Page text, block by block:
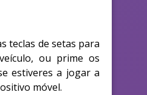
teclas de setas para
ou prime os
estiveres a jogar a
móvel.